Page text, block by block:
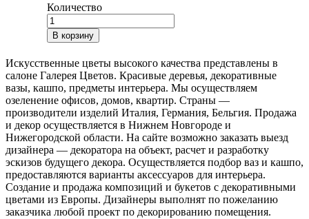
Количество
В корзину
Искусственные цветы высокого качества представлены в
салоне Галерея Цветов. Красивые деревья, декоративные
вазы, кашпо, предметы интерьера. Мы осуществляем
озеленение офисов, домов, квартир. Страны —
производители изделий Италия, Германия, Бельгия. Продажа
и декор осуществляется в Нижнем Новгороде и
Нижегородской области. На сайте возможно заказать выезд
дизайнера — декоратора на объект, расчет и разработку
эскизов будущего декора. Осуществляется подбор ваз и кашпо,
предоставляются варианты аксессуаров для интерьера.
Создание и продажа композиций и букетов с декоративными
цветами из Европы. Дизайнеры выполнят по пожеланию
заказчика любой проект по декорированию помещения.